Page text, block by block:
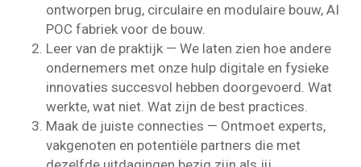
ontworpen brug, circulaire en modulaire bouw, AI
POC fabriek voor de bouw.
Leer van de praktijk — We laten zien hoe andere
ondernemers met onze hulp digitale en fysieke
innovaties succesvol hebben doorgevoerd. Wat
werkte, wat niet. Wat zijn de best practices.
Maak de juiste connecties — Ontmoet experts,
vakgenoten en potentiële partners die met